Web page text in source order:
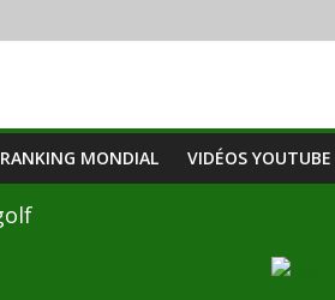
RANKING MONDIAL VIDÉOS YOUTUBE